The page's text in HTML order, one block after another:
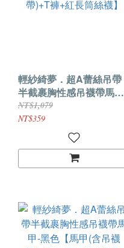
輕紗綺夢．超A蕾絲吊帶
半截裹胸性感吊襪帶馬甲-
紅色【馬甲(含吊襪帶)+T
褲+紅長筒絲襪】
NT$1,079
NT$359